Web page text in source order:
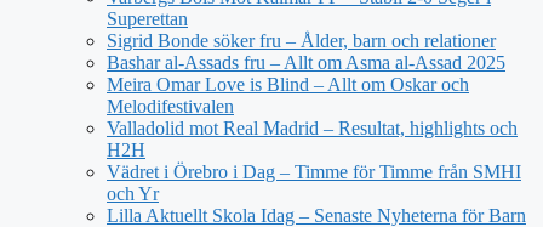
Superettan
Sigrid Bonde söker fru – Ålder, barn och relationer
Bashar al-Assads fru – Allt om Asma al-Assad 2025
Meira Omar Love is Blind – Allt om Oskar och
Melodifestivalen
Valladolid mot Real Madrid – Resultat, highlights och
H2H
Vädret i Örebro i Dag – Timme för Timme från SMHI
och Yr
Lilla Aktuellt Skola Idag – Senaste Nyheterna för Barn